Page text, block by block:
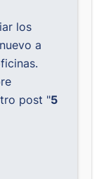
los
a
post "5